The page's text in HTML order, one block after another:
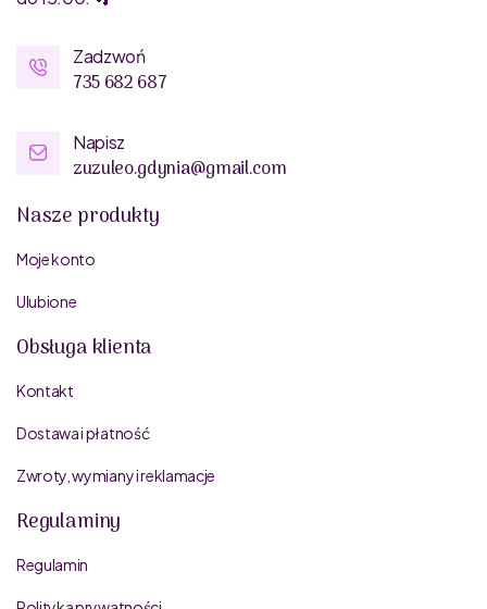
Zadzwoń
735 682 687
Napisz
zuzuleo.gdynia@gmail.com
Nasze produkty
Moje konto
Ulubione
Obsługa klienta
Kontakt
Dostawa i płatność
Zwroty, wymiany i reklamacje
Regulaminy
Regulamin